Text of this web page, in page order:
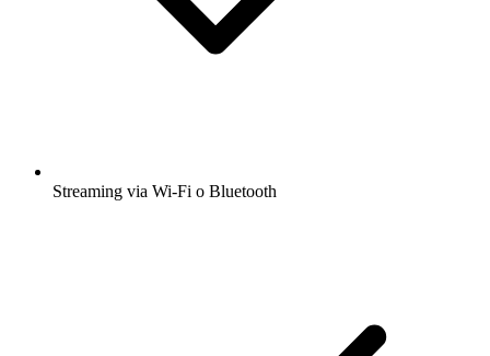
Streaming via Wi-Fi o Bluetooth